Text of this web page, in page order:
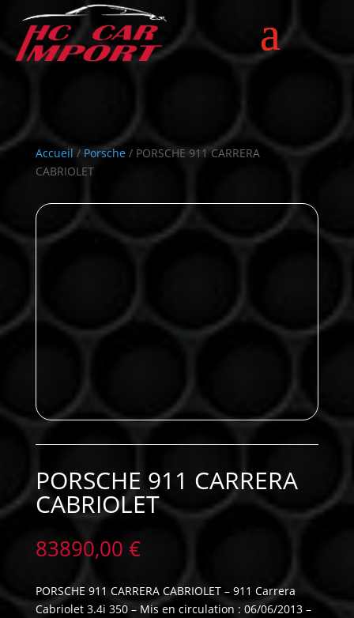
Accueil / Porsche/ PORSCHE 911 CARRERA
CABRIOLET
PORSCHE 911 CARRERA
CABRIOLET
83890,00 €
PORSCHE 911 CARRERA CABRIOLET – 911 Carrera
Cabriolet 3.4i 350 – Mis en circulation : 06/06/2013 –